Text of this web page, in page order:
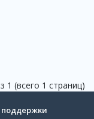
1 (всего 1 страниц)